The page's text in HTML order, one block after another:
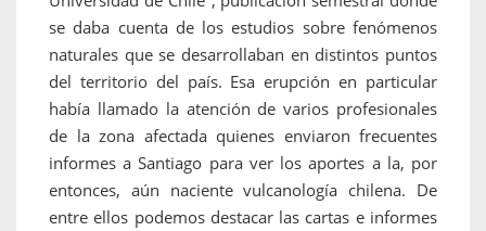
se daba cuenta de los estudios sobre fenómenos
naturales que se desarrollaban en distintos puntos
del territorio del país. Esa erupción en particular
había llamado la atención de varios profesionales
de la zona afectada quienes enviaron frecuentes
informes a Santiago para ver los aportes a la, por
entonces, aún naciente vulcanología chilena. De
entre ellos podemos destacar las cartas e informes